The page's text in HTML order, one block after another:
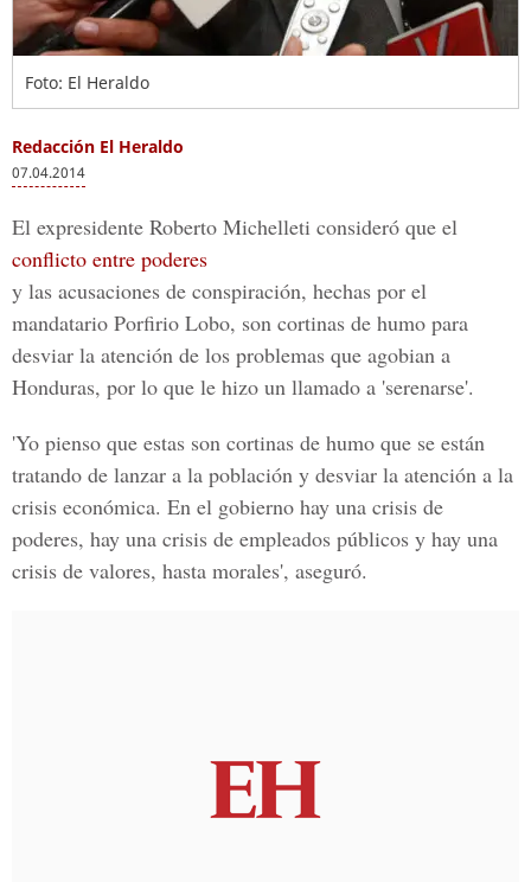
Foto: El Heraldo
Redacción El Heraldo
07.04.2014
El expresidente Roberto Michelleti consideró que el
conflicto entre poderes
y las acusaciones de conspiración, hechas por el
mandatario Porfirio Lobo, son cortinas de humo para
desviar la atención de los problemas que agobian a
Honduras, por lo que le hizo un llamado a 'serenarse'.
'Yo pienso que estas son cortinas de humo que se están
tratando de lanzar a la población y desviar la atención a la
crisis económica. En el gobierno hay una crisis de
poderes, hay una crisis de empleados públicos y hay una
crisis de valores, hasta morales', aseguró.